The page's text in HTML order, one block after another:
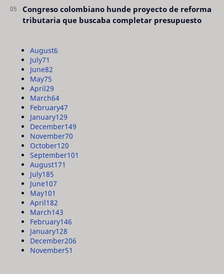
Congreso colombiano hunde proyecto de reforma
tributaria que buscaba completar presupuesto
August6
July71
June82
May75
April29
March64
February47
January129
December149
November70
October120
September101
August171
July185
June107
May101
April182
March143
February146
January128
December206
November51